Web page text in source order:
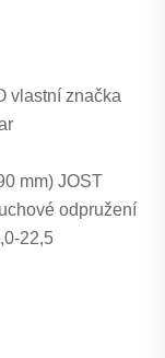
vlastní značka
mm) JOST
odpružení
22,5